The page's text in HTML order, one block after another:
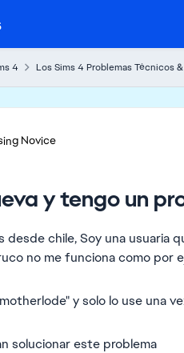
4 Los Sims 4 Problemas Técnicos
Novice
y tengo un
desde chile, Soy una usuaria
no me funciona como por
y solo lo use una
solucionar este problema